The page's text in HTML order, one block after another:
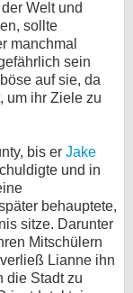
Welt und
sollte
manchmal
sein
auf sie, da
um ihr Ziele zu
bis er Jake
und in
behauptete,
sitze. Darunter
Mitschülern
Lianne ihn
die Stadt zu